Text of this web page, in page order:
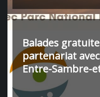
Balades
partenariat
Entre-Sambre-